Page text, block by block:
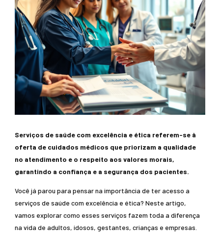
Serviços de saúde com excelência e ética referem-se à
oferta de cuidados médicos que priorizam a qualidade
no atendimento e o respeito aos valores morais,
garantindo a confiança e a segurança dos pacientes.
Você já parou para pensar na importância de ter acesso a
serviços de saúde com excelência e ética? Neste artigo,
vamos explorar como esses serviços fazem toda a diferença
na vida de adultos, idosos, gestantes, crianças e empresas.